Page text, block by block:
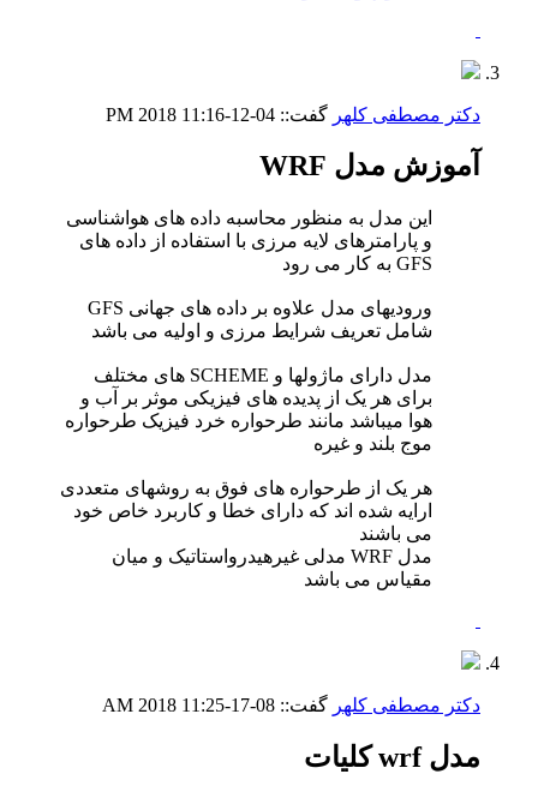
دکتر مصطفی کلهر گفت:: 04-12-2018
11:16 PM
آموزش مدل WRF
این مدل به منظور محاسبه داده های هواشناسی
و پارامترهای لایه مرزی با استفاده از داده های
GFS به کار می رود
ورودیهای مدل علاوه بر داده های جهانی GFS
شامل تعریف شرایط مرزی و اولیه می باشد
مدل دارای ماژولها و SCHEME های مختلف
برای هر یک از پدیده های فیزیکی موثر بر آب و
هوا میباشد مانند طرحواره خرد فیزیک طرحواره
موج بلند و غیره
هر یک از طرحواره های فوق به روشهای متعددی
ارایه شده اند که دارای خطا و کاربرد خاص خود
می باشند
مدل WRF مدلی غیرهیدرواستاتیک و میان
مقیاس می باشد
دکتر مصطفی کلهر گفت:: 08-17-2018
11:25 AM
مدل wrf کلیات